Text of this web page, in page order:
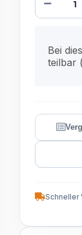
Bei
teilbar
Schneller